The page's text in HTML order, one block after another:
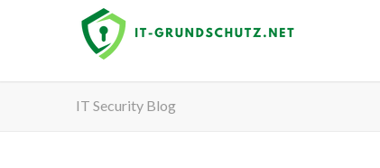
IT Security Blog